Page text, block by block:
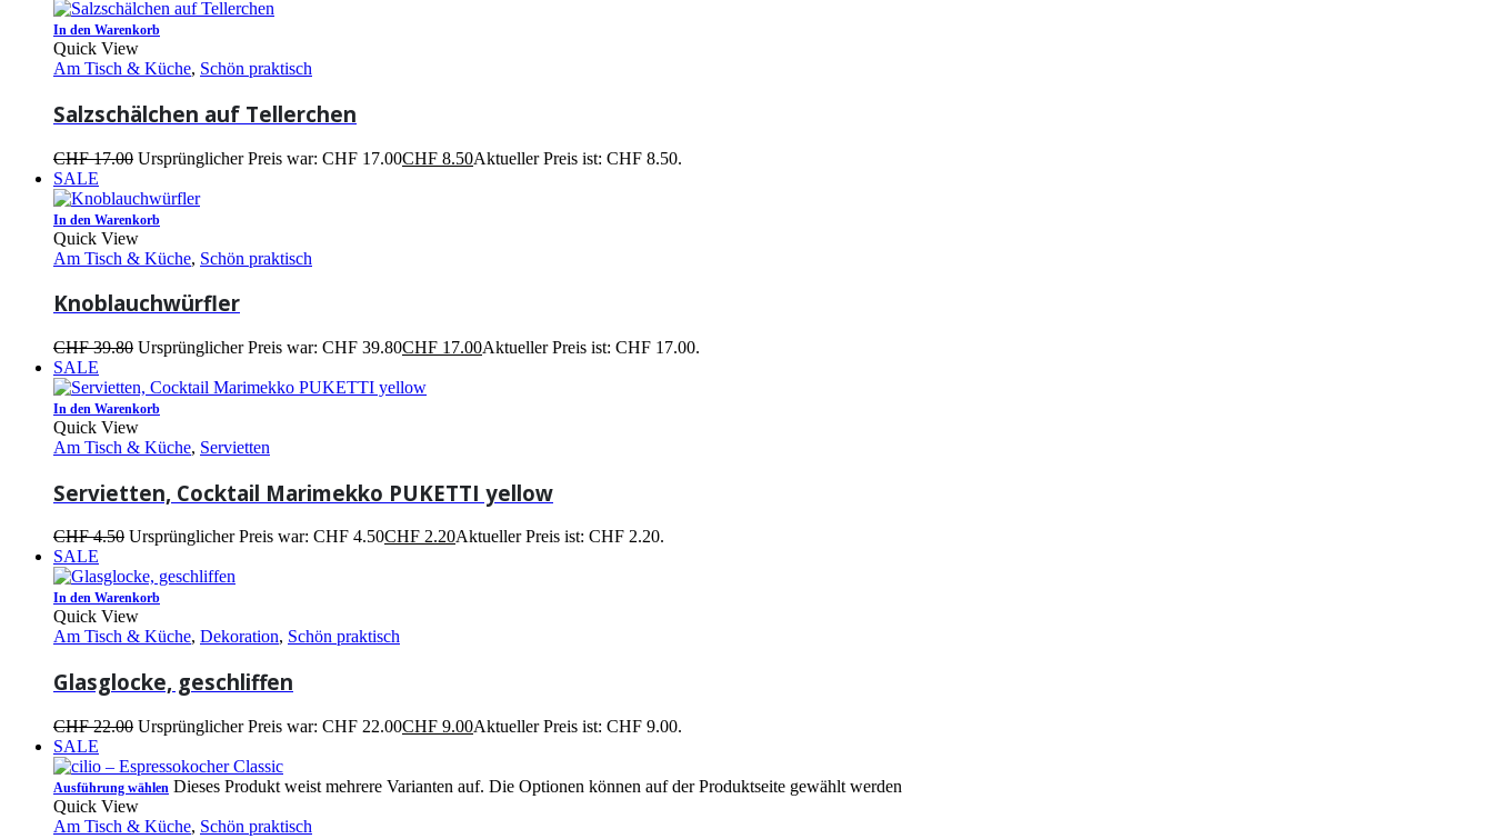
In den Warenkorb
Quick View
Am Tisch & Küche, Schön praktisch
Salzschälchen auf Tellerchen
CHF17.00 Ursprünglicher Preis war: CHF 17.00CHF 8.50Aktueller Preis ist: CHF 8.50.
SALE
In den Warenkorb
Quick View
Am Tisch & Küche, Schön praktisch
Knoblauchwürfler
CHF39.80 Ursprünglicher Preis war: CHF 39.80CHF 17.00Aktueller Preis ist: CHF 17.00.
SALE
In den Warenkorb
Quick View
Am Tisch & Küche, Servietten
Servietten, Cocktail Marimekko PUKETTI yellow
CHF4.50 Ursprünglicher Preis war: CHF 4.50CHF 2.20Aktueller Preis ist: CHF 2.20.
SALE
In den Warenkorb
Quick View
Am Tisch & Küche, Dekoration, Schön praktisch
Glasglocke, geschliffen
CHF22.00 Ursprünglicher Preis war: CHF 22.00CHF 9.00Aktueller Preis ist: CHF 9.00.
SALE
Ausführung wählen Dieses Produkt weist mehrere Varianten auf. Die Optionen können auf der Produktseite gewählt werden
Quick View
Am Tisch & Küche, Schön praktisch